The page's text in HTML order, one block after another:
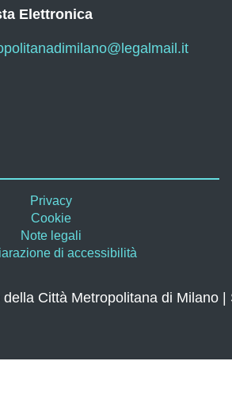
Elettronica
Privacy
Cookie
Note legali
di accessibilità
della Città Metropolitana di Milano